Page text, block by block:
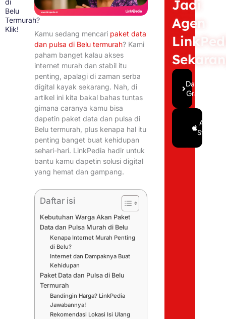
di
Belu
Termurah?
Klik!
Kamu sedang mencari paket data
dan pulsa di Belu termurah? Kami
paham banget kalau akses
internet murah dan stabil itu
penting, apalagi di zaman serba
digital kayak sekarang. Nah, di
artikel ini kita bakal bahas tuntas
gimana caranya kamu bisa
dapetin paket data dan pulsa di
Belu termurah, plus kenapa hal itu
penting banget buat kehidupan
sehari-hari. LinkPedia hadir untuk
bantu kamu dapetin solusi digital
yang hemat dan gampang.
Daftar isi
Kebutuhan Warga Akan Paket
Data dan Pulsa Murah di Belu
Kenapa Internet Murah Penting
di Belu?
Internet dan Dampaknya Buat
Kehidupan
Paket Data dan Pulsa di Belu
Termurah
Bandingin Harga? LinkPedia
Jawabannya!
Rekomendasi Lokasi Isi Ulang
Jadi
Agen
Daftar
Gratis
Google
Play
App
Store